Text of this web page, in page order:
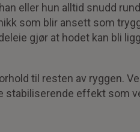
eller hun alltid snudd
som blir ansett som
gjør at hodet kan bli
til resten av ryggen.
stabiliserende effekt som